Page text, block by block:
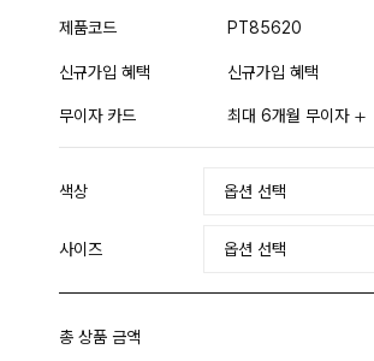
제품코드 PT85620
신규가입 혜택 신규가입 혜택
무이자 카드 최대 6개월 무이자
색상
사이즈
총 상품 금액